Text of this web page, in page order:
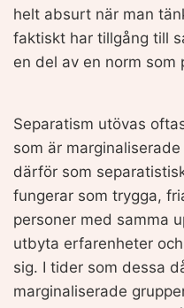
helt absurt när man
faktiskt har tillgång till
en del av en norm som
Separatism utövas
som är
därför som
fungerar som trygga,
personer med samma
utbyta erfarenheter
sig. I tider som dessa
marginaliserade